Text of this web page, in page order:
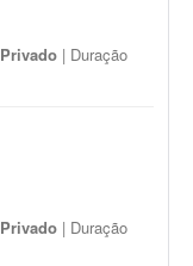
Privado | Duração
Privado | Duração